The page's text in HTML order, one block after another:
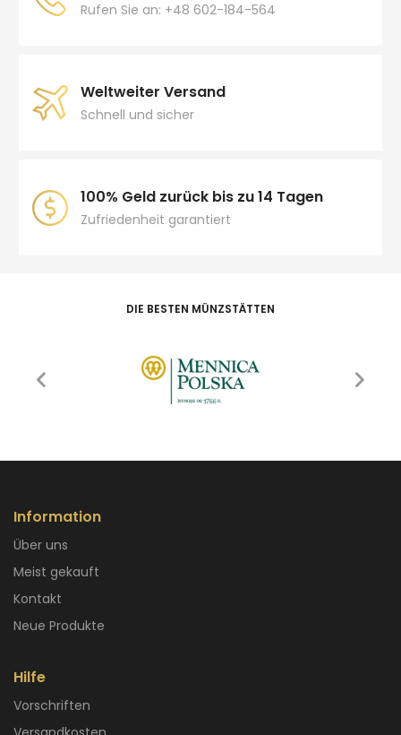
Rufen Sie an: +48 602-184-564
Weltweiter Versand
Schnell und sicher
100% Geld zurück bis zu 14 Tagen
Zufriedenheit garantiert
DIE BESTEN MÜNZSTÄTTEN
Information
Über uns
Meist gekauft
Kontakt
Neue Produkte
Hilfe
Vorschriften